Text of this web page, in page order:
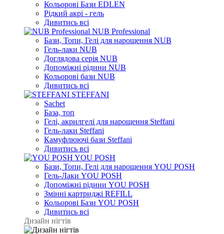
Кольорові Бази EDLEN
Рідкий акрі - гель
Дивитись всі
NUB Professional
Бази, Топи, Гелі для нарощення NUB
Гель-лаки NUB
Доглядова серія NUB
Допоміжні рідини NUB
Кольорові бази NUB
Дивитись всі
STEFFANI
Sachet
База, топ
Гелі, акрилгелі для нарощення Steffani
Гель-лаки Steffani
Камуфлюючі бази Steffani
Дивитись всі
YOU POSH
Бази, Топи, Гелі для нарощення YOU POSH
Гель-Лаки YOU POSH
Допоміжні рідини YOU POSH
Змінні картриджі REFILL
Кольорові Бази YOU POSH
Дивитись всі
Дизайн нігтів